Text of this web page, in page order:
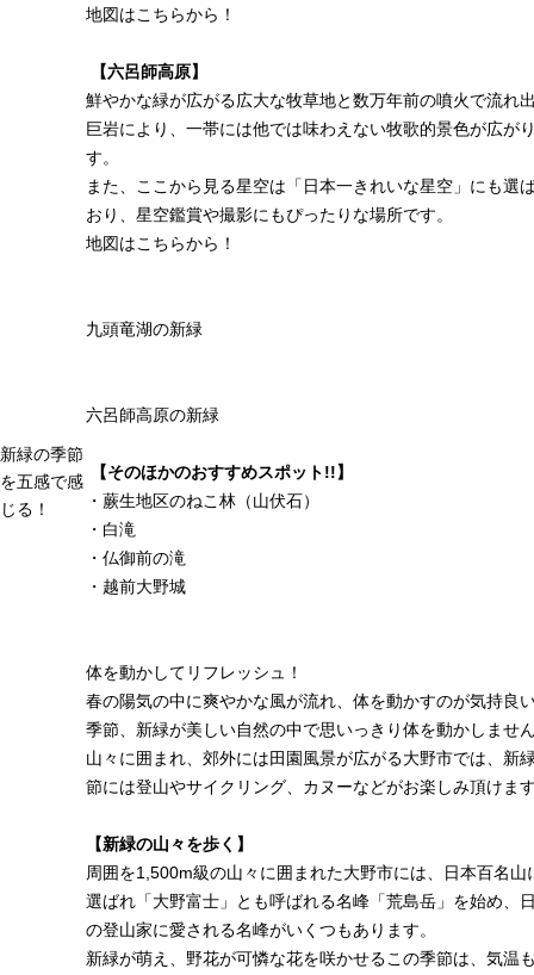
新緑の季節
を五感で感
じる！
地図はこちらから！
【六呂師高原】
鮮やかな緑が広がる広大な牧草地と数万年前の噴火で流れ
巨岩により、一帯には他では味わえない牧歌的景色が広が
す。
また、ここから見る星空は「日本一きれいな星空」にも選
おり、星空鑑賞や撮影にもぴったりな場所です。
地図はこちらから！
九頭竜湖の新緑
六呂師高原の新緑
【そのほかのおすすめスポット!!】
・ 蕨生地区のねこ林（山伏石）
・ 白滝
・ 仏御前の滝
・ 越前大野城
体を動かしてリフレッシュ！
春の陽気の中に爽やかな風が流れ、体を動かすのが気持良
季節、新緑が美しい自然の中で思いっきり体を動かしませ
山々に囲まれ、郊外には田園風景が広がる大野市では、新
節には登山やサイクリング、カヌーなどがお楽しみ頂けま
【新緑の山々を歩く】
周囲を1,500m級の山々に囲まれた大野市には、日本百名山
選ばれ「大野富士」とも呼ばれる名峰「荒島岳」を始め、
の登山家に愛される名峰がいくつもあります。
新緑が萌え、野花が可憐な花を咲かせるこの季節は、気温